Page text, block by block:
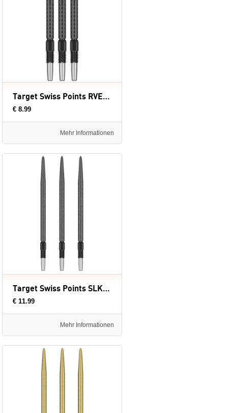
Target Swiss Points RVE Black - dartpunten
€ 8.99
Mehr Informationen
Target Swiss Points SLK Black Luke Littler - dartpunten
€ 11.99
Mehr Informationen